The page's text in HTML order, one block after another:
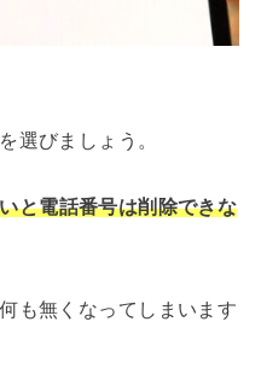
選びましょう。
と電話番号は削除できな
も無くなってしまいます